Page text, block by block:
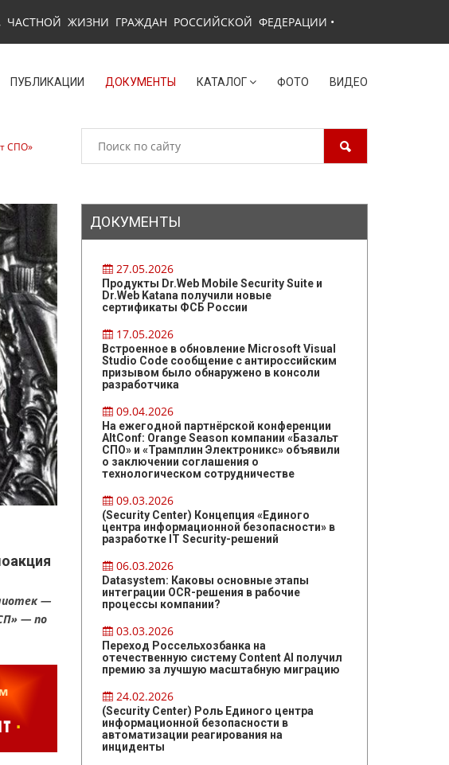
ЧАСТНОЙ ЖИЗНИ ГРАЖДАН РОССИЙСКОЙ ФЕДЕРАЦИИ •
ПУБЛИКАЦИИ ДОКУМЕНТЫ КАТАЛОГ ФОТО ВИДЕО
СПО»
—
— по
ДОКУМЕНТЫ
27.05.2026
Продукты Dr.Web Mobile Security Suite и
Dr.Web Katana получили новые
сертификаты ФСБ России
17.05.2026
Встроенное в обновление Microsoft Visual
Studio Code сообщение с антироссийским
призывом было обнаружено в консоли
разработчика
09.04.2026
На ежегодной партнёрской конференции
AltConf: Orange Season компании «Базальт
СПО» и «Трамплин Электроникс» объявили
о заключении соглашения о
технологическом сотрудничестве
09.03.2026
(Security Center) Концепция «Единого
центра информационной безопасности» в
разработке IT Security-решений
06.03.2026
Datasystem: Каковы основные этапы
интеграции OCR-решения в рабочие
процессы компании?
03.03.2026
Переход Россельхозбанка на
отечественную систему Content AI получил
премию за лучшую масштабную миграцию
24.02.2026
(Security Center) Роль Единого центра
информационной безопасности в
автоматизации реагирования на
инциденты